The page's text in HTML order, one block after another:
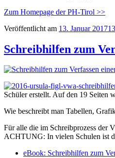
Zum Homepage der PH-Tirol >>
Veröffentlicht am 13. Januar 2017
Schreibhilfen zum
Schüler erstellt. Auf den 19 Seiten
Wie beschreibt man Tabellen,
Für alle die im Schreibprozess der
ACHTUNG: In vielen Schulen ist
eBook: Schreibhilfen zum